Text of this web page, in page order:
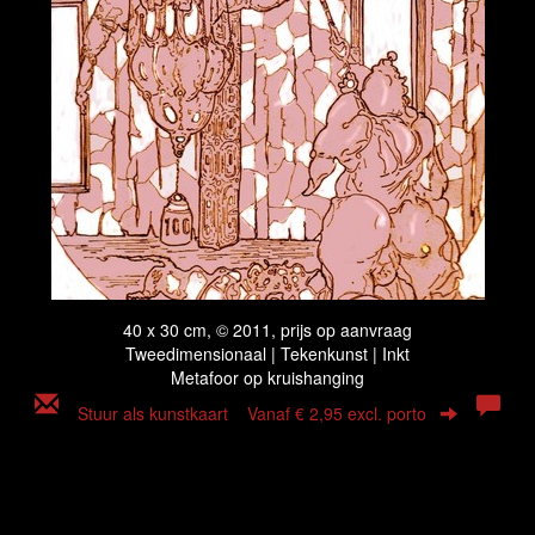
40 x 30 cm, © 2011, prijs op aanvraag
Tweedimensionaal | Tekenkunst | Inkt
Metafoor op kruishanging
Stuur als kunstkaart Vanaf € 2,95 excl. porto